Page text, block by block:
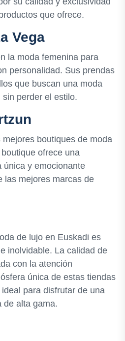
que ofrece.
Vega
la moda femenina para
personalidad. Sus prendas
que buscan una moda
perder el estilo.
boutiques de moda
ofrece una
única y emocionante
las mejores marcas de
de lujo en Euskadi es
inolvidable. La calidad de
con la atención
única de estas tiendas
para disfrutar de una
de alta gama.